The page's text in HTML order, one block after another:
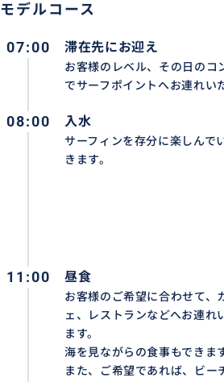
-言語-
日本語、英語
①お名前、ご希望日、参加人数お知ら
メッセージ確認後こちらからご連絡い
↓
③お迎え場所、滞在先ホテル名、電話
↓
モデルコース
07:00 滞在先にお迎え
お客様のレベル、その日のコ
でサーフポイントへお連れい
08:00 入水
サーフィンを存分に楽しんで
きます。
11:00 昼食
お客様のご希望に合わせて、
ェ、レストランなどへお連れ
ます。
海を見ながらの食事もできま
また、ご希望であれば、ビー